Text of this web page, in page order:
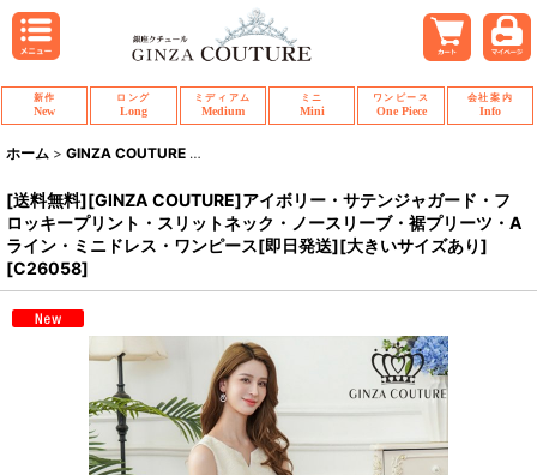
新作
New
ロング
Long
ミディアム
Medium
ミニ
Mini
ワンピース
One Piece
会社案内
Info
ホーム > GINZA COUTURE >
[送料無料][GINZA COUTURE]アイボリー・サテンジャガード・フ
ロッキープリント・スリットネック・ノースリーブ・裾プリーツ・A
ライン・ミニドレス・ワンピース[即日発送][大きいサイズあり]
[C26058]